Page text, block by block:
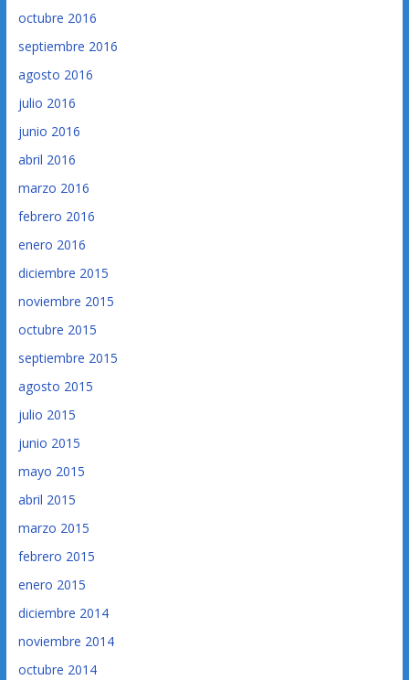
octubre 2016
septiembre 2016
agosto 2016
julio 2016
junio 2016
abril 2016
marzo 2016
febrero 2016
enero 2016
diciembre 2015
noviembre 2015
octubre 2015
septiembre 2015
agosto 2015
julio 2015
junio 2015
mayo 2015
abril 2015
marzo 2015
febrero 2015
enero 2015
diciembre 2014
noviembre 2014
octubre 2014